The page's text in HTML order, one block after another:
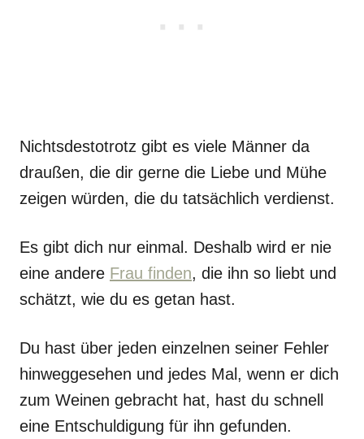
Nichtsdestotrotz gibt es viele Männer da
draußen, die dir gerne die Liebe und Mühe
zeigen würden, die du tatsächlich verdienst.
Es gibt dich nur einmal. Deshalb wird er nie
eine andere Frau finden, die ihn so liebt und
schätzt, wie du es getan hast.
Du hast über jeden einzelnen seiner Fehler
hinweggesehen und jedes Mal, wenn er dich
zum Weinen gebracht hat, hast du schnell
eine Entschuldigung für ihn gefunden.